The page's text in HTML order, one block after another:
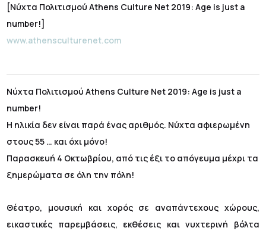
[Νύχτα Πολιτισμού Athens Culture Net 2019: Age is just a
number!]
www.athensculturenet.com
Νύχτα Πολιτισμού Athens Culture Net 2019: Age is just a
number!
Η ηλικία δεν είναι παρά ένας αριθμός. Νύχτα αφιερωμένη
στους 55 … και όχι μόνο!
Παρασκευή 4 Οκτωβρίου, από τις έξι το απόγευμα μέχρι τα
ξημερώματα σε όλη την πόλη!
Θέατρο, μουσική και χορός σε αναπάντεχους χώρους,
εικαστικές παρεμβάσεις, εκθέσεις και νυχτερινή βόλτα